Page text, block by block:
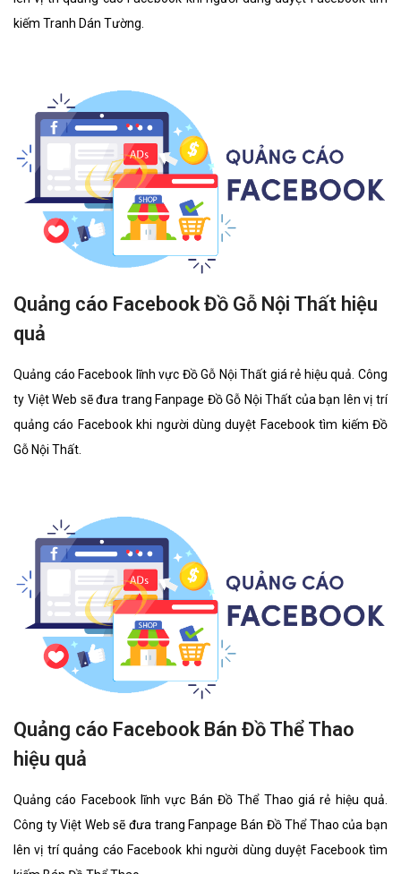
kiếm Tranh Dán Tường.
Quảng cáo Facebook Đồ Gỗ Nội Thất hiệu
quả
Quảng cáo Facebook lĩnh vực Đồ Gỗ Nội Thất giá rẻ hiệu quả. Công
ty Việt Web sẽ đưa trang Fanpage Đồ Gỗ Nội Thất của bạn lên vị trí
quảng cáo Facebook khi người dùng duyệt Facebook tìm kiếm Đồ
Gỗ Nội Thất.
Quảng cáo Facebook Bán Đồ Thể Thao
hiệu quả
Quảng cáo Facebook lĩnh vực Bán Đồ Thể Thao giá rẻ hiệu quả.
Công ty Việt Web sẽ đưa trang Fanpage Bán Đồ Thể Thao của bạn
lên vị trí quảng cáo Facebook khi người dùng duyệt Facebook tìm